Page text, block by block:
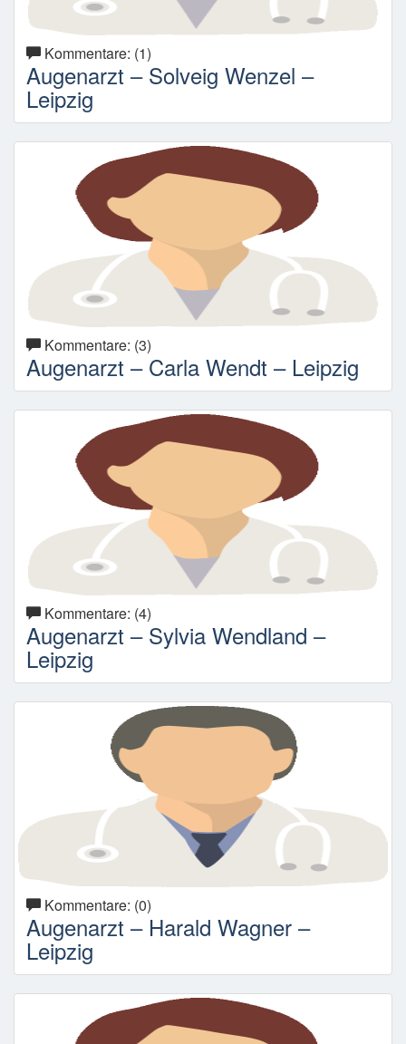
Kommentare: (1)
Augenarzt – Solveig Wenzel –
Leipzig
Kommentare: (3)
Augenarzt – Carla Wendt – Leipzig
Kommentare: (4)
Augenarzt – Sylvia Wendland –
Leipzig
Kommentare: (0)
Augenarzt – Harald Wagner –
Leipzig